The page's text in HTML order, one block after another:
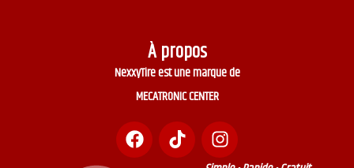
À propos
NexxyTire est une marque de
MECATRONIC CENTER